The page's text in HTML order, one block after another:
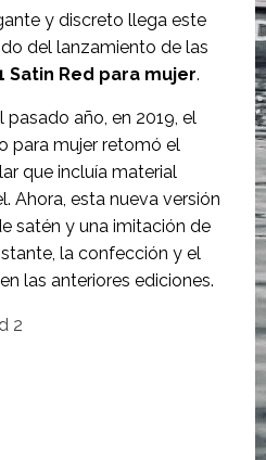
y discreto llega este
del lanzamiento de las
Satin Red para mujer.
año, en 2019, el
para mujer retomó el
que incluía material
Ahora, esta nueva versión
satén y una imitación de
la confección y el
las anteriores ediciones.